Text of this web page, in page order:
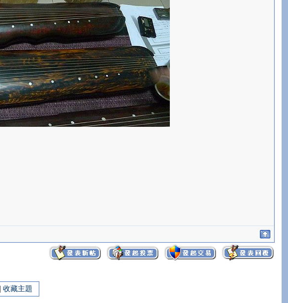
| 收藏主題